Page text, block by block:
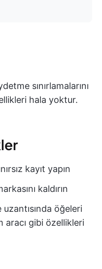
sınırlamalarını
hala yoktur.
kayıt yapın
kaldırın
öğeleri
aracı gibi özellikleri